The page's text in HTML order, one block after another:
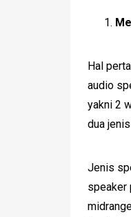
Hal
audio
yakni 2
dua
Jenis
speaker